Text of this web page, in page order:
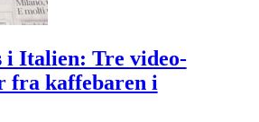
i Italien: Tre video-
fra kaffebaren i